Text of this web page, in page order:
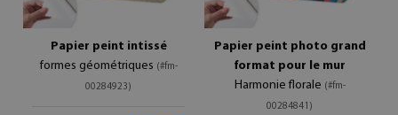
Papier peint intissé
formes géométriques (#fm-
00284923)
Papier peint photo grand
format pour le mur
Harmonie florale (#fm-
00284841)